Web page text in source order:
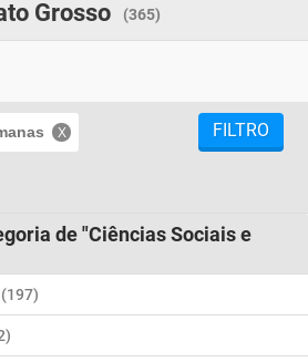
Grosso
(365)
FILTRO
de "Ciências Sociais e
(197)